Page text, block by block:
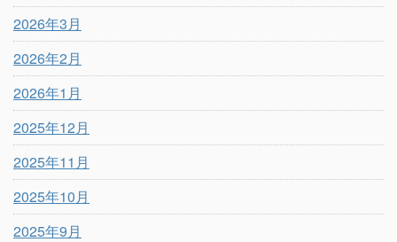
2026年3月
2026年2月
2026年1月
2025年12月
2025年11月
2025年10月
2025年9月